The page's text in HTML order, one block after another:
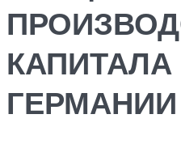
КАПИТАЛА
ГЕРМАНИИ